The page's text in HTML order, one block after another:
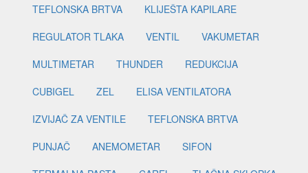
TEFLONSKA BRTVA
KLIJEŠTA KAPILARE
REGULATOR TLAKA
VENTIL
VAKUMETAR
MULTIMETAR
THUNDER
REDUKCIJA
CUBIGEL
ZEL
ELISA VENTILATORA
IZVIJAČ ZA VENTILE
TEFLONSKA BRTVA
PUNJAČ
ANEMOMETAR
SIFON